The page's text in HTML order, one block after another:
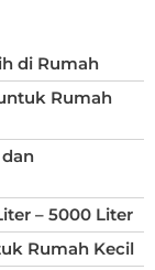
di Rumah
Rumah
– 5000 Liter
Rumah Kecil